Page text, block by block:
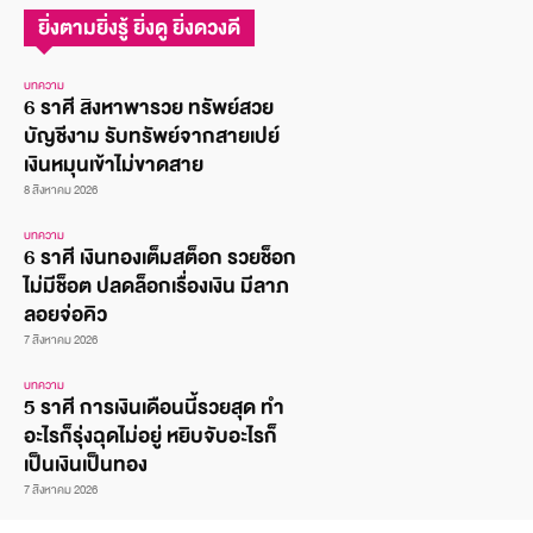
ยิ่งตามยิ่งรู้ ยิ่งดู ยิ่งดวงดี
บทความ
6 ราศี สิงหาพารวย ทรัพย์สวย
บัญชีงาม รับทรัพย์จากสายเปย์
เงินหมุนเข้าไม่ขาดสาย
8 สิงหาคม 2026
บทความ
6 ราศี เงินทองเต็มสต็อก รวยช็อก
ไม่มีช็อต ปลดล็อกเรื่องเงิน มีลาภ
ลอยจ่อคิว
7 สิงหาคม 2026
บทความ
5 ราศี การเงินเดือนนี้รวยสุด ทำ
อะไรก็รุ่งฉุดไม่อยู่ หยิบจับอะไรก็
เป็นเงินเป็นทอง
7 สิงหาคม 2026